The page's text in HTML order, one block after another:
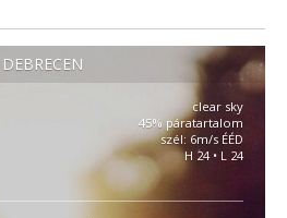
DEBRECEN
clear sky
45% páratartalom
szél: 6m/s ÉÉD
H 24 • L 24